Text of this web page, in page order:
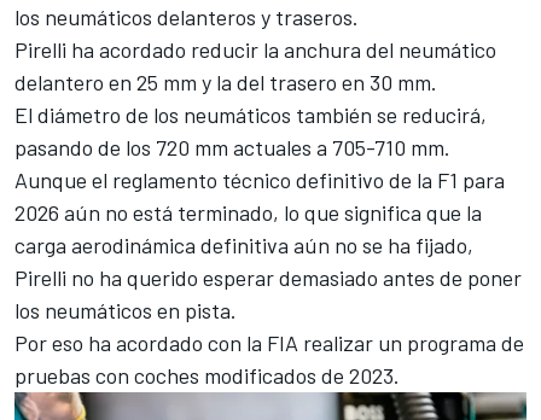
los neumáticos delanteros y traseros.
Pirelli ha acordado reducir la anchura del neumático
delantero en 25 mm y la del trasero en 30 mm.
El diámetro de los neumáticos también se reducirá,
pasando de los 720 mm actuales a 705-710 mm.
Aunque el reglamento técnico definitivo de la F1 para
2026 aún no está terminado, lo que significa que la
carga aerodinámica definitiva aún no se ha fijado,
Pirelli no ha querido esperar demasiado antes de poner
los neumáticos en pista.
Por eso ha acordado con la FIA realizar un programa de
pruebas con coches modificados de 2023.